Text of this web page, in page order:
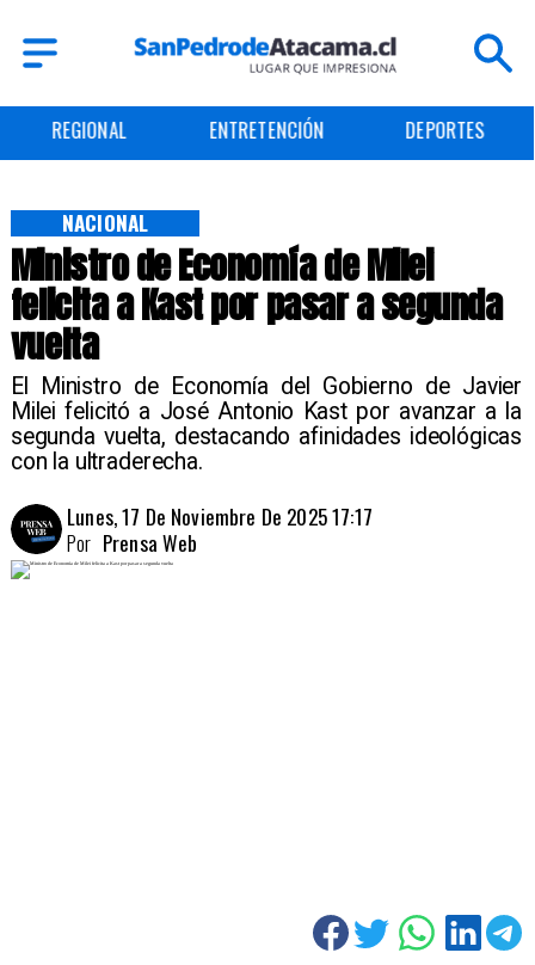
ENTRETENCIÓN DEPORTES CULTURA
Ministro de Economía de Milei
felicita a Kast por pasar a segunda
vuelta
El Ministro de Economía del Gobierno de Javier
Milei felicitó a José Antonio Kast por avanzar a la
segunda vuelta, destacando afinidades ideológicas
con la ultraderecha.
NACIONAL
Lunes, 17 De Noviembre De 2025 17:17
Prensa Web
Por